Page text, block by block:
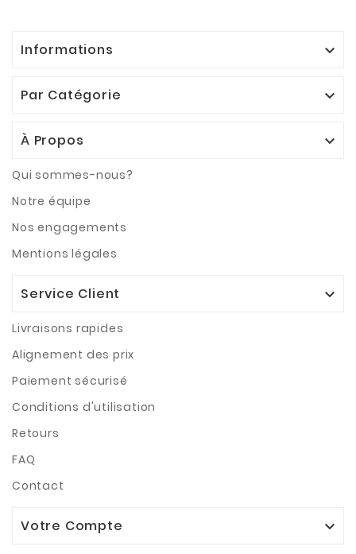
Informations 
Par Catégorie 
À Propos 
Qui sommes-nous?
Notre équipe
Nos engagements
Mentions légales
Service Client 
Livraisons rapides
Alignement des prix
Paiement sécurisé
Conditions d'utilisation
Retours
FAQ
Contact
Votre Compte 